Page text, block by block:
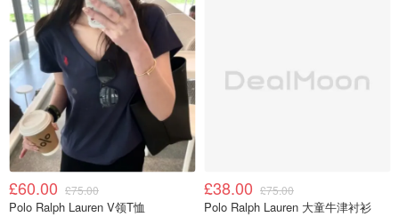
£60.00 £75.00
Polo Ralph Lauren V领T恤
£38.00 £75.00
Polo Ralph Lauren 大童牛津衬衫